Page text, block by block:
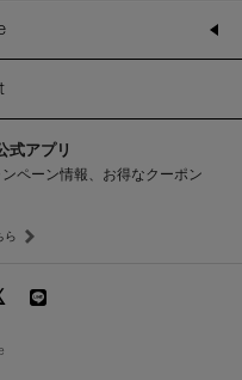
式アプリ
ペーン情報、お得なクーポン
ら